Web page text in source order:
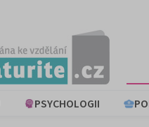
PSYCHOLOGII